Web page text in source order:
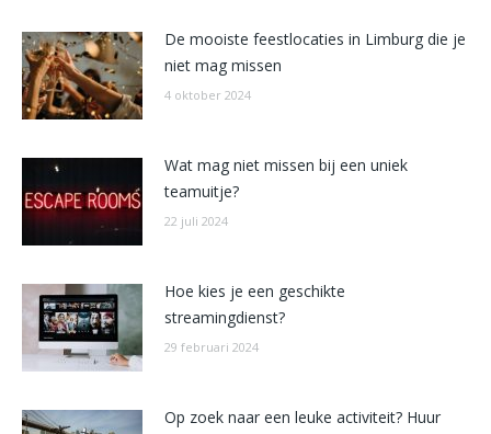
De mooiste feestlocaties in Limburg die je
niet mag missen
4 oktober 2024
Wat mag niet missen bij een uniek
teamuitje?
22 juli 2024
Hoe kies je een geschikte
streamingdienst?
29 februari 2024
Op zoek naar een leuke activiteit? Huur